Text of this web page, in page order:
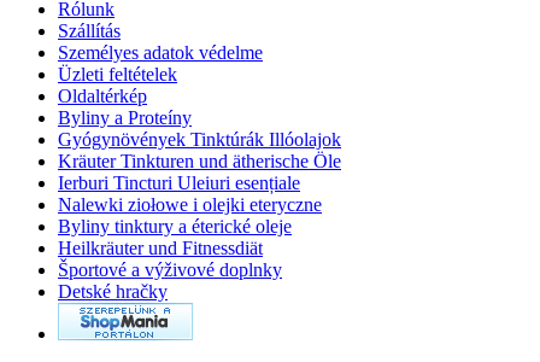
Rólunk
Szállítás
Személyes adatok védelme
Üzleti feltételek
Oldaltérkép
Byliny a Proteíny
Gyógynövények Tinktúrák Illóolajok
Kräuter Tinkturen und ätherische Öle
Ierburi Tincturi Uleiuri esențiale
Nalewki ziołowe i olejki eteryczne
Byliny tinktury a éterické oleje
Heilkräuter und Fitnessdiät
Športové a výživové doplnky
Detské hračky